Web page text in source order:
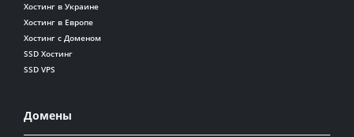
Хостинг в Украине
Хостинг в Европе
Хостинг с Доменом
SSD Хостинг
SSD VPS
Домены